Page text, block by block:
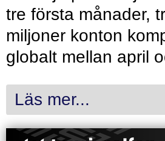
tre första månader,
miljoner konton
globalt mellan april
Läs mer...